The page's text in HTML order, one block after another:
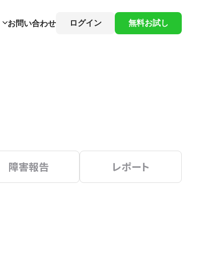
お問い合わせ ログイン 無料お試し
障害報告 レポート